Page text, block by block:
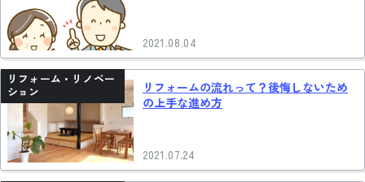
2021.08.04
リフォーム・リノベー
ション
リフォームの流れって？後悔しないため
の上手な進め方
2021.07.24